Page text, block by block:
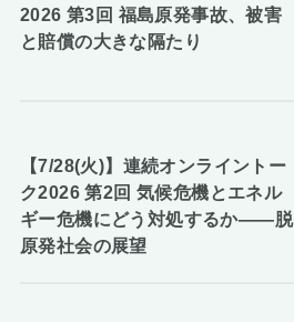
2026 第3回 福島原発事故、被害
と賠償の大きな隔たり
【7/28(火)】連続オンライントー
ク2026 第2回 気候危機とエネル
ギー危機にどう対処するか――脱
原発社会の展望